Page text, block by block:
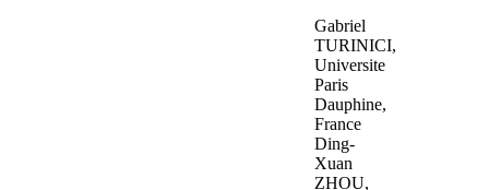
Gabriel
TURINICI,
Universite
Paris
Dauphine,
France
Ding-
Xuan
ZHOU,